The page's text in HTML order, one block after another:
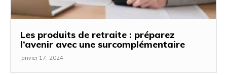
Les produits de retraite : préparez
l’avenir avec une surcomplémentaire
janvier 17, 2024